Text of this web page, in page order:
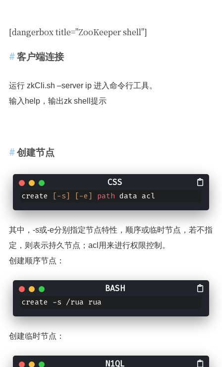
[dangerbox title="ZooKeeper shell"]
客户端连接
运行 zkCli.sh –server ip 进入命令行工具。
输入help，输出zk shell提示
创建节点
create [-s] [-e] path data acl
其中，-s或-e分别指定节点特性，顺序或临时节点，若不指
定，则表示持久节点；acl用来进行权限控制。
创建顺序节点：
create -s /rua rua
创建临时节点：